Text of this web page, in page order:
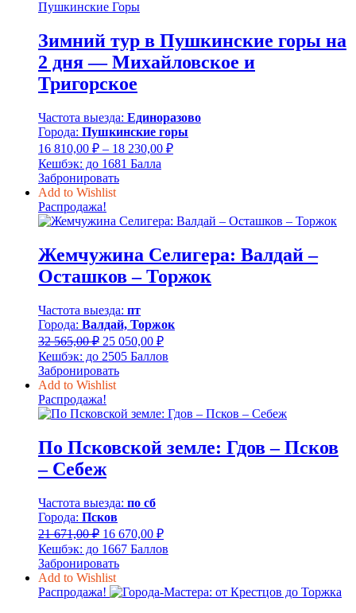
Зимний тур в Пушкинские горы на
2 дня — Михайловское и
Тригорское
Частота выезда: Единоразово
Города: Пушкинские горы
16 810,00 ₽ – 18 230,00 ₽Диапазон
18
Кешбэк: до 1681 Балла
Забронировать
Add to Wishlist
Распродажа!
Жемчужина Селигера: Валдай –
Осташков – Торжок
Частота выезда: пт
Города: Валдай, Торжок
32 565,00₽ Первоначальная
цена
составляла
32
565,00 ₽.
25 050,00 ₽Текущая
цена:
25
Кешбэк: до 2505 Баллов
Забронировать
Add to Wishlist
Распродажа!
По Псковской земле: Гдов – Псков
– Себеж
Частота выезда: по сб
Города: Псков
21 671,00₽ Первоначальная
цена
составляла
21
671,00 ₽.
16 670,00 ₽Текущая
цена:
16
Кешбэк: до 1667 Баллов
Забронировать
Add to Wishlist
Распродажа!